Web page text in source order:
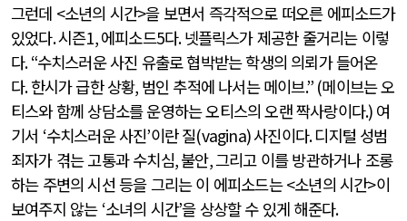
그런데 <소년의 시간>을 보면서 즉각적으로 떠오른 에피소드가
있었다.시즌1,에피소드5다.넷플릭스가 제공한 줄거리는 이렇
다. “수치스러운 사진 유출로 협박받는 학생의 의뢰가 들어온
다.한시가 급한 상황, 범인 추적에 나서는 메이브.” (메이브는 오
티스와 함께 상담소를 운영하는 오티스의 오랜 짝사랑이다.) 여
기서 ‘수치스러운 사진’이란 질(vagina)사진이다.디지털 성범
죄자가 겪는 고통과 수치심,불안,그리고 이를 방관하거나 조롱
하는 주변의 시선 등을 그리는 이 에피소드는<소년의 시간>이
보여주지 않는 ‘소녀의 시간’을 상상할 수 있게 해준다.